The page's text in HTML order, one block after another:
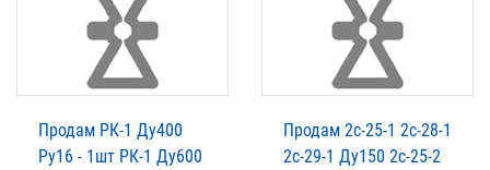
Продам РК-1 Ду400
Ру16 - 1шт РК-1 Ду600
Продам 2с-25-1 2с-28-1
2с-29-1 Ду150 2с-25-2